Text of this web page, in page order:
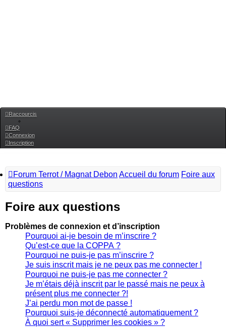
Raccourcis
FAQ
Connexion
Inscription
Forum Terrot / Magnat Debon Accueil du forum Foire aux
questions
Foire aux questions
Problèmes de connexion et d’inscription
Pourquoi ai-je besoin de m’inscrire ?
Qu’est-ce que la COPPA ?
Pourquoi ne puis-je pas m’inscrire ?
Je suis inscrit mais je ne peux pas me connecter !
Pourquoi ne puis-je pas me connecter ?
Je m’étais déjà inscrit par le passé mais ne peux à
présent plus me connecter ?!
J’ai perdu mon mot de passe !
Pourquoi suis-je déconnecté automatiquement ?
À quoi sert « Supprimer les cookies » ?